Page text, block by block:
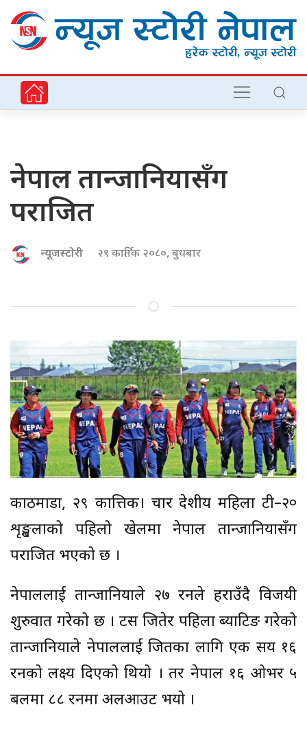
नेपाल तान्जानियासँग
पराजित
न्यूजस्टोरी २९ कार्तिक २०८०, बुधबार
काठमाडौं, २९ कात्तिक। चार देशीय महिला टी–२०
शृङ्खलाको पहिलो खेलमा नेपाल तान्जानियासँग
पराजित भएको छ ।
नेपाललाई तान्जानियाले २७ रनले हराउँदै विजयी
शुरुवात गरेको छ । टस जितेर पहिला ब्याटिङ गरेको
तान्जानियाले नेपाललाई जितका लागि एक सय १६
रनको लक्ष्य दिएको थियो । तर नेपाल १६ ओभर ५
बलमा ८८ रनमा अलआउट भयो ।